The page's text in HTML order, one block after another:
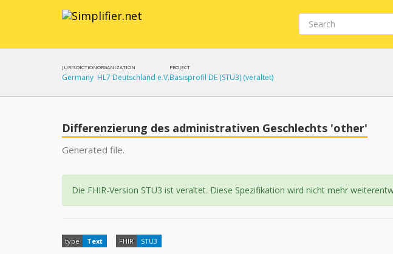
JURISDICTION
Germany
ORGANIZATION
HL7 Deutschland e.V.
PROJECT
Basisprofil DE (STU3) (veraltet)
Differenzierung des administrativen Geschlechts 'other'
Generated file.
Die FHIR-Version STU3 ist veraltet. Diese Spezifikation wird nicht mehr
type Text FHIR STU3